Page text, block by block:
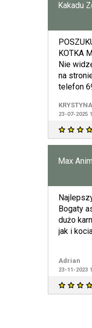
Kakadu
KOTKA
Nie
na stronie
telefon
KRYSTYNA
23-07-2025
Max
Bogaty
dużo
jak i
Adrian
23-11-2023